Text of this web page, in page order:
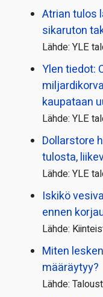
Atrian tulos
sikaruton
Lähde: YLE
Ylen tiedot:
kaupataan
Lähde: YLE
Dollarstore
tulosta,
Lähde: YLE
Iskikö
ennen
Lähde:
Miten
määräytyy?
Lähde: